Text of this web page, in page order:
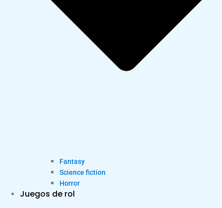
Fantasy
Science fiction
Horror
Juegos de rol